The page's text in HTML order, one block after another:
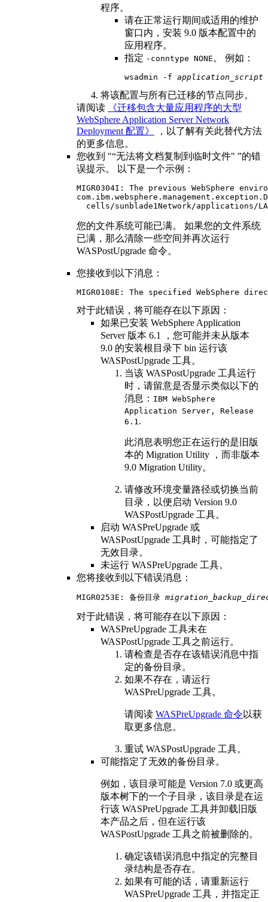
程序。
请在正常运行期间或适用的维护
窗口内，安装 9.0 版本配置中的
应用程序。
指定 -conntype NONE。 例如：
wsadmin -f application_script
将该配置与所有已迁移的节点同步。
请阅读
《迁移包含大量应用程序的大型
WebSphere Application Server Network
Deployment 配置》
，以了解有关此替代方法
的更多信息。
您收到
“无法将文档复制到临时文件
”的错
误提示。 以下是一个示例：
MIGR0304I: The previous WebSphere
cells/sunblade1Network/applications/
您的文件系统可能已满。 如果您的文件系统
已满，那么清除一些空间并再次运行
WASPostUpgrade 命令。
您接收到以下消息：
MIGR0108E: The specified WebSphere
对于此错误，将可能存在以下原因：
如果已安装 WebSphere Application
Server版本 6.1 ，您可能并未从版本
9.0 的安装根目录下 bin 运行该
WASPostUpgrade 工具。
当该 WASPostUpgrade 工具运行
时，请留意是否显示类似以下的
消息： IBM WebSphere
Application Server, Release
6.1.
此消息表明您正在运行的是旧版
本的 Migration Utility ，而非版本
9.0 Migration Utility。
请修改环境变量路径或切换当前
目录，以便启动 Version 9.0
WASPostUpgrade 工具。
启动 WASPreUpgrade 或
WASPostUpgrade 工具时，可能指定了
无效目录。
未运行 WASPreUpgrade 工具。
您将接收到以下错误消息：
MIGR0253E: 备份目录
对于此错误，将可能存在以下原因：
WASPreUpgrade 工具未在
WASPostUpgrade 工具之前运行。
请检查是否存在该错误消息中指
定的备份目录。
如果不存在，请运行
WASPreUpgrade 工具。
请阅读 WASPreUpgrade 命令以获
取更多信息。
重试 WASPostUpgrade 工具。
可能指定了无效的备份目录。
例如，该目录可能是 Version 7.0 或更高
版本树下的一个子目录，该目录是在运
行该 WASPreUpgrade 工具并卸载旧版
本产品之后，但在运行该
WASPostUpgrade 工具之前被删除的。
确定该错误消息中指定的完整目
录结构是否存在。
如果有可能的话，请重新运行
WASPreUpgrade 工具，并指定正